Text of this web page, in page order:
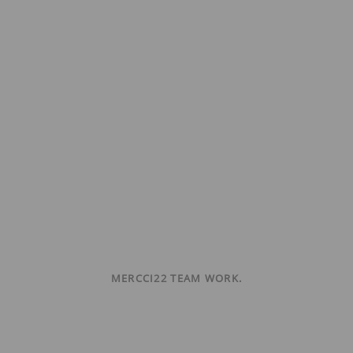
MERCCI22 TEAM WORK.